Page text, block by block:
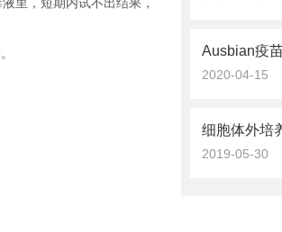
Ausbian疫
2020-04-15
细胞体外培
2019-05-30